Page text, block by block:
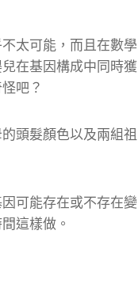
太可能，而且在數學
在基因構成中同時獲
吧？
頭髮顏色以及兩組祖
可能存在或不存在變
這樣做。